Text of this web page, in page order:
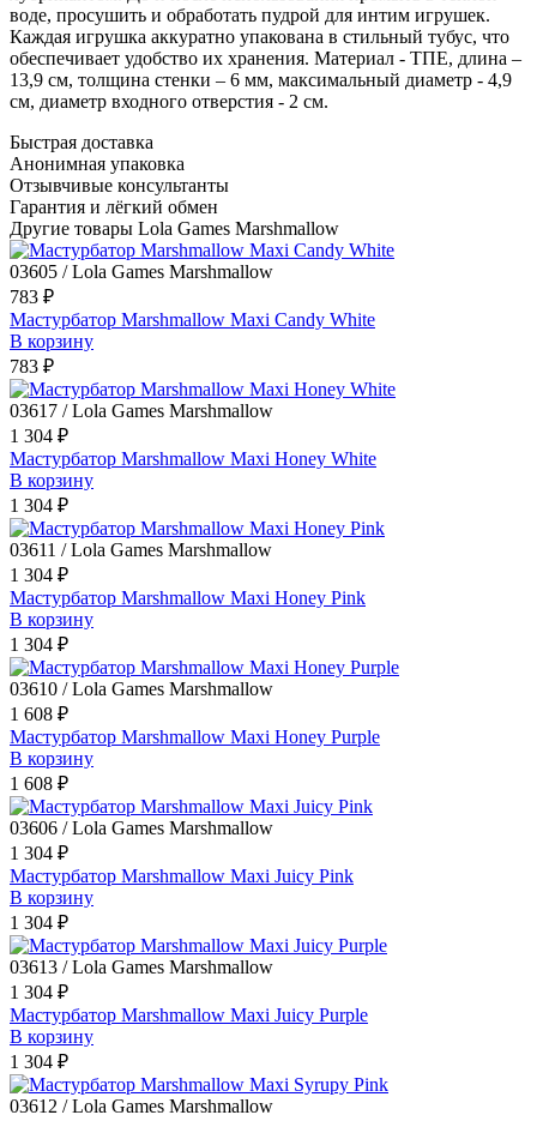
воде, просушить и обработать пудрой для интим игрушек.
Каждая игрушка аккуратно упакована в стильный тубус, что
обеспечивает удобство их хранения. Материал - ТПЕ, длина –
13,9 см, толщина стенки – 6 мм, максимальный диаметр - 4,9
см, диаметр входного отверстия - 2 см.
Быстрая доставка
Анонимная упаковка
Отзывчивые консультанты
Гарантия и лёгкий обмен
Другие товары Lola Games Marshmallow
03605 / Lola Games Marshmallow
783 ₽
Мастурбатор Marshmallow Maxi Candy White
В корзину
783 ₽
03617 / Lola Games Marshmallow
1 304 ₽
Мастурбатор Marshmallow Maxi Honey White
В корзину
1 304 ₽
03611 / Lola Games Marshmallow
1 304 ₽
Мастурбатор Marshmallow Maxi Honey Pink
В корзину
1 304 ₽
03610 / Lola Games Marshmallow
1 608 ₽
Мастурбатор Marshmallow Maxi Honey Purple
В корзину
1 608 ₽
03606 / Lola Games Marshmallow
1 304 ₽
Мастурбатор Marshmallow Maxi Juicy Pink
В корзину
1 304 ₽
03613 / Lola Games Marshmallow
1 304 ₽
Мастурбатор Marshmallow Maxi Juicy Purple
В корзину
1 304 ₽
03612 / Lola Games Marshmallow